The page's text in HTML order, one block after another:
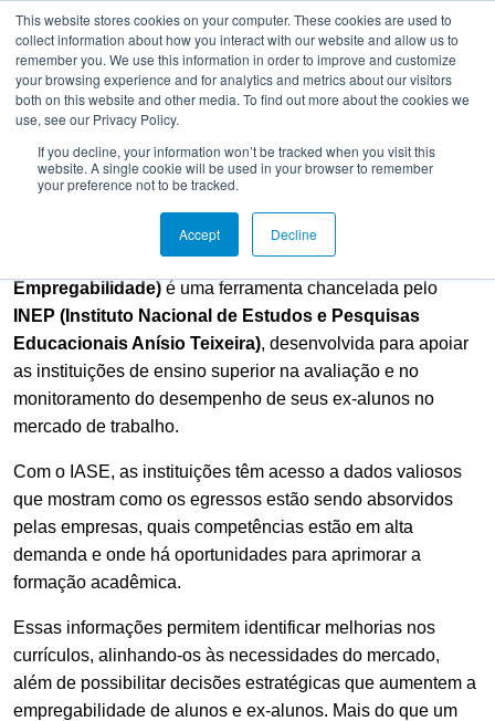
This website stores cookies on your computer. These cookies are used to
collect information about how you interact with our website and allow us to
remember you. We use this information in order to improve and customize
your browsing experience and for analytics and metrics about our visitors
both on this website and other media. To find out more about the cookies we
use, see our Privacy Policy.
If you decline, your information won’t be tracked when you visit this
website. A single cookie will be used in your browser to remember
your preference not to be tracked.
Accept Decline
Toggle navigation
Acesso Instituição
Sobre o IASE
IASE (Indicador ABMES/Sympliicity de
Empregabilidade) é uma ferramenta chancelada pelo
INEP (Instituto Nacional de Estudos e Pesquisas
Educacionais Anísio Teixeira), desenvolvida para apoiar
as instituições de ensino superior na avaliação e no
monitoramento do desempenho de seus ex-alunos no
mercado de trabalho.
Com o IASE, as instituições têm acesso a dados valiosos
que mostram como os egressos estão sendo absorvidos
pelas empresas, quais competências estão em alta
demanda e onde há oportunidades para aprimorar a
formação acadêmica.
Essas informações permitem identificar melhorias nos
currículos, alinhando-os às necessidades do mercado,
além de possibilitar decisões estratégicas que aumentem a
empregabilidade de alunos e ex-alunos. Mais do que um